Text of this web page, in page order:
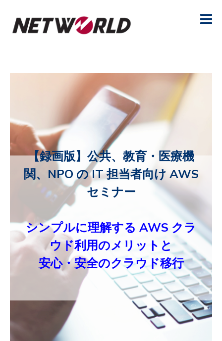
【録画版】公共、教育・医療機
関、NPO の IT 担当者向け AWS
セミナー
シンプルに理解する AWS クラ
ウド利用のメリットと
安心・安全のクラウド移行